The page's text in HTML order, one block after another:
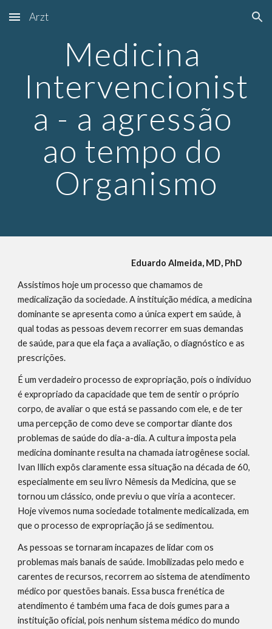
Skip to main content Skip to navigation
Arzt
Medicina
Intervencionist
a - a agressão
ao tempo do
Organismo
Eduardo Almeida, MD, PhD
Assistimos hoje um processo que chamamos de
medicalização da sociedade. A instituição médica, a medicina
dominante se apresenta como a única expert em saúde, à
qual todas as pessoas devem recorrer em suas demandas
de saúde, para que ela faça a avaliação, o diagnóstico e as
prescrições.
É um verdadeiro processo de expropriação, pois o indivíduo
é expropriado da capacidade que tem de sentir o próprio
corpo, de avaliar o que está se passando com ele, e de ter
uma percepção de como deve se comportar diante dos
problemas de saúde do dia-a-dia. A cultura imposta pela
medicina dominante resulta na chamada iatrogênese social.
Ivan Illich expôs claramente essa situação na década de 60,
especialmente em seu livro Nêmesis da Medicina, que se
tornou um clássico, onde previu o que viria a acontecer.
Hoje vivemos numa sociedade totalmente medicalizada, em
que o processo de expropriação já se sedimentou.
As pessoas se tornaram incapazes de lidar com os
problemas mais banais de saúde. Imobilizadas pelo medo e
carentes de recursos, recorrem ao sistema de atendimento
médico por questões banais. Essa busca frenética de
atendimento é também uma faca de dois gumes para a
instituição oficial, pois nenhum sistema médico do mundo